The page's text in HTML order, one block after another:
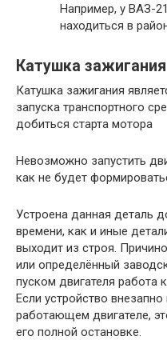
Например, у ВАЗ-
находиться в
Катушка зажигания
Катушка зажигания
запуска транспортного
добиться старта мотора
Невозможно запустить
как не будет
Устроена данная деталь
времени, как и иные
выходит из строя.
или определённый
пуском двигателя работа
Если устройство
работающем двигателе,
его полной остановке.